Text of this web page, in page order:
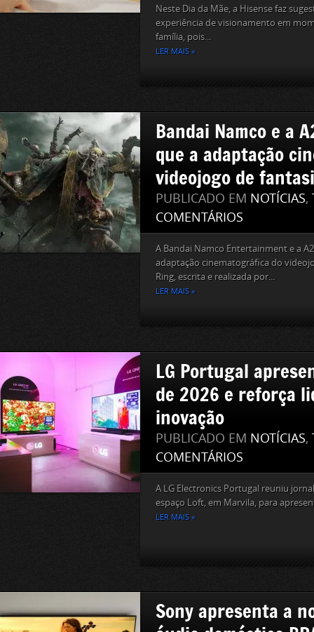
Neste Dia da Mãe, a Hisense faz
experiência de visionamento em
família, pois...
LER MAIS »
Bandai Namco e a
que a adaptação
videojogo de
PUBLICADO EM NOTÍCIAS,
COMENTÁRIOS
A Bandai Namco Entertainment e a
adaptação cinematográfica do
Ring, escrita e realizada por...
LER MAIS »
LG Portugal
de 2026 e reforça
inovação
PUBLICADO EM NOTÍCIAS,
COMENTÁRIOS
A LG Electronics Portugal reuniu
espaço Loft, em Marvila, para
LER MAIS »
Sony apresenta a